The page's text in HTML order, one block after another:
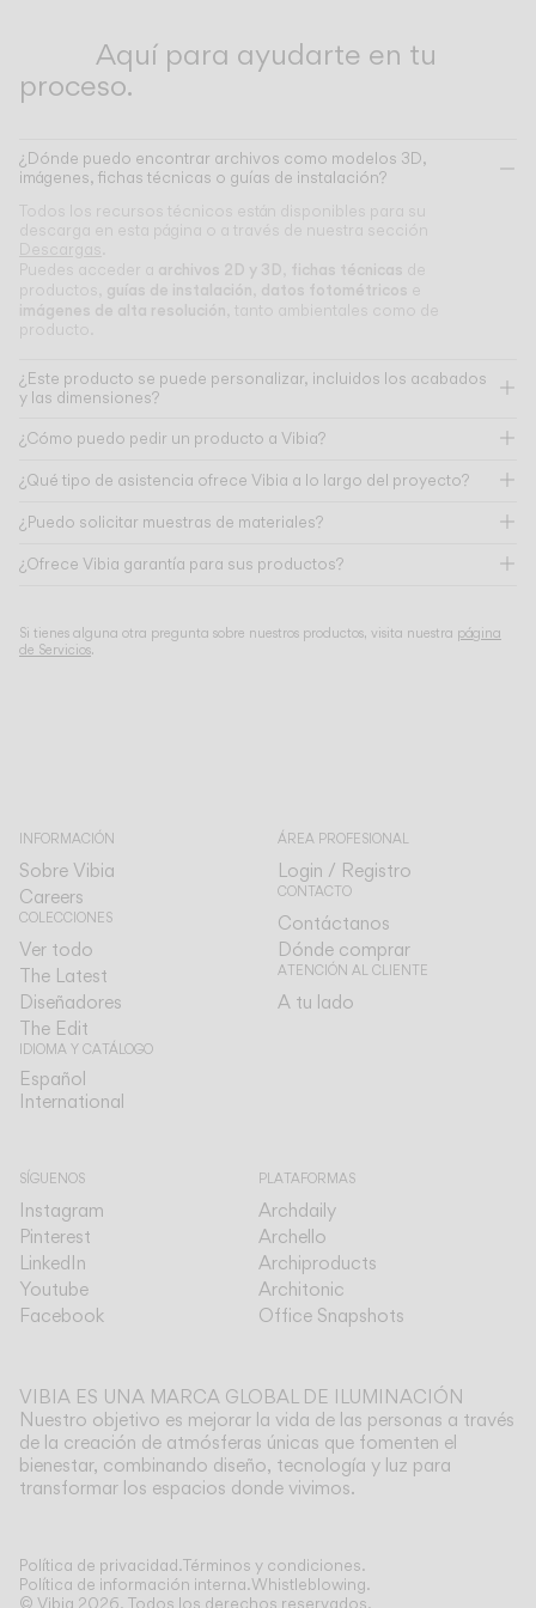
Aquí para ayudarte en tu
proceso.
¿Dónde puedo encontrar archivos como modelos 3D,
imágenes, fichas técnicas o guías de instalación?
Todos los recursos técnicos están disponibles para su
descarga en esta página o a través de nuestra sección
Descargas
Puedes acceder a archivos 2D y 3D fichas técnicas de
productos, guías de instalación datos fotométricos e
imágenes de alta resolución , tanto ambientales como de
producto.
¿Este producto se puede personalizar, incluidos los acabados
y las dimensiones?
¿Cómo puedo pedir un producto a Vibia?
¿Qué tipo de asistencia ofrece Vibia a lo largo del proyecto?
¿Puedo solicitar muestras de materiales?
¿Ofrece Vibia garantía para sus productos?
Si tienes alguna otra pregunta sobre nuestros productos, visita nuestra página
de Servicios.
INFORMACIÓN
Sobre Vibia
Careers
COLECCIONES
Ver todo
The Latest
Diseñadores
The Edit
IDIOMA Y CATÁLOGO
Español
International
ÁREA PROFESIONAL
Login / Registro
CONTACTO
Contáctanos
Dónde comprar
ATENCIÓN AL CLIENTE
A tu lado
SÍGUENOS
Instagram
Pinterest
LinkedIn
Youtube
Facebook
PLATAFORMAS
Archdaily
Archello
Archiproducts
Architonic
Office Snapshots
VIBIA ES UNA MARCA GLOBAL DE ILUMINACIÓN
Nuestro objetivo es mejorar la vida de las personas a través
de la creación de atmósferas únicas que fomenten el
bienestar, combinando diseño, tecnología y luz para
transformar los espacios donde vivimos.
Política de privacidad.Términos y condiciones.
Política de información interna.Whistleblowing.
© Vibia 2026. Todos los derechos reservados.